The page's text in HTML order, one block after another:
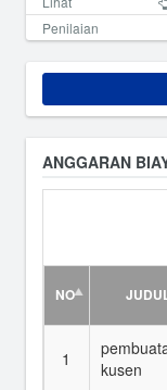
Penilaian
ANGGARAN
NO
1
kusen